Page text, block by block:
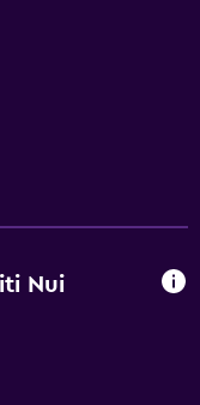
roulant
Nui